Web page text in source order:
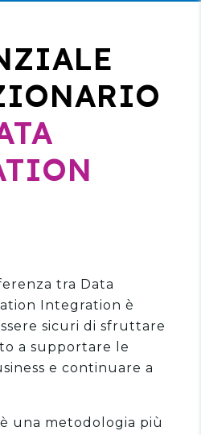
tra Data
Integration è
sicuri di sfruttare
a supportare le
e continuare a
una metodologia più